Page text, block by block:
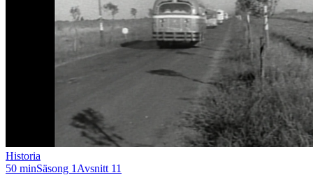
Historia
50 minSäsong 1 Avsnitt 11